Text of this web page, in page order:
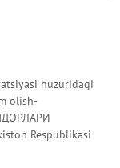
huzuridagi
olish-
Respublikasi